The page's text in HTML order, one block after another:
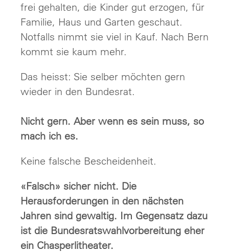
frei gehalten, die Kinder gut erzogen, für
Familie, Haus und Garten geschaut.
Notfalls nimmt sie viel in Kauf. Nach Bern
kommt sie kaum mehr.
Das heisst: Sie selber möchten gern
wieder in den Bundesrat.
Nicht gern. Aber wenn es sein muss, so
mach ich es.
Keine falsche Bescheidenheit.
«Falsch» sicher nicht. Die
Herausforderungen in den nächsten
Jahren sind gewaltig. Im Gegensatz dazu
ist die Bundesratswahlvorbereitung eher
ein Chasperlitheater.